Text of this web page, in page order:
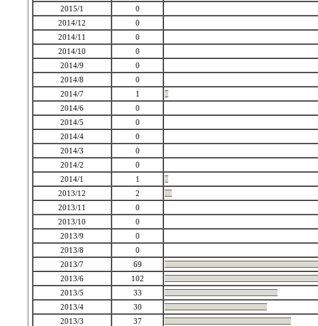
2015/1
0
2014/12
0
2014/11
0
2014/10
0
2014/9
0
2014/8
0
2014/7
1
2014/6
0
2014/5
0
2014/4
0
2014/3
0
2014/2
0
2014/1
1
2013/12
2
2013/11
0
2013/10
0
2013/9
0
2013/8
0
2013/7
69
2013/6
102
2013/5
33
2013/4
30
2013/3
37